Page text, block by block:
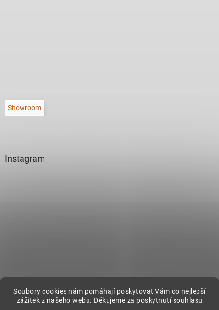
Soubory cookies nám pomáhají poskytovat Vám co nejlepší
zážitek z našeho webu. Děkujeme za poskytnutí souhlasu
Showroom
Instagram